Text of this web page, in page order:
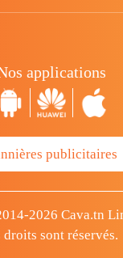
applications
publicitaires
2026 Cava.tn
droits sont réservés.